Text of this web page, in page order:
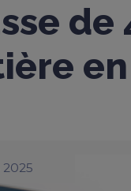
2025